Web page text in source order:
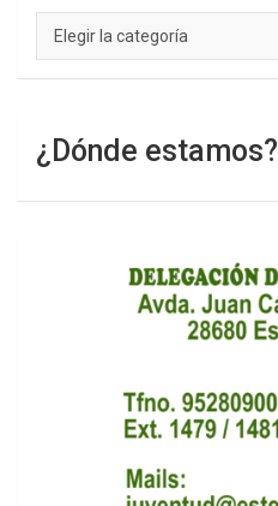
Categorías
¿Dónde estamos?